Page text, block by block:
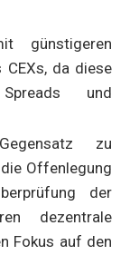
günstigeren
CEXs, da diese
und
zu
Offenlegung
der
dezentrale
Fokus auf den